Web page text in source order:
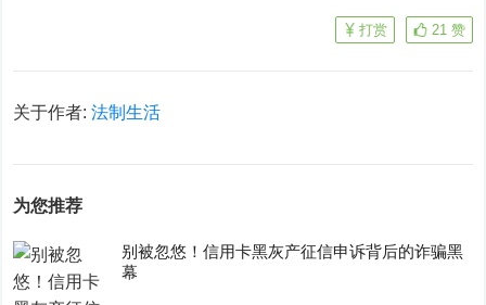
21 赞
打赏
关于作者:法制生活
为您推荐
别被忽悠！信用卡黑灰产征信申诉背后的诈骗黑
幕